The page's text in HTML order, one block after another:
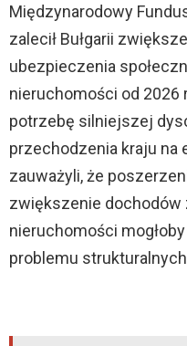
Międzynarodowy
zalecił Bułgarii
ubezpieczenia
nieruchomości od 2026
potrzebę silniejszej
przechodzenia kraju na
zauważyli, że
zwiększenie dochodów
nieruchomości
problemu